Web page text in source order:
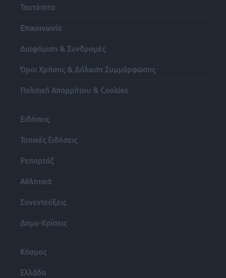
Ταυτότητα
Επικοινωνία
Διαφήμιση & Συνδρομές
Όροι Χρήσης & Δήλωση Συμμόρφωσης
Πολιτική Απορρήτου & Cookies
Ειδήσεις
Τοπικές Ειδήσεις
Ρεπορτάζ
Αθλητικά
Συνεντεύξεις
Δημο-Κρίσεις
Κόσμος
Ελλάδα